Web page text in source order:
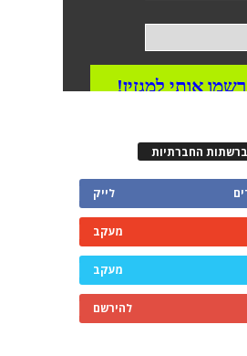
החברתיות
לייק
מעקב
מעקב
להירשם